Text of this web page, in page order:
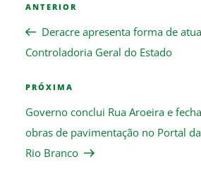
de
Post
Previous
Post
ANTERIOR
Deracre apresenta forma de
Controladoria Geral do Estado
Next
Post
PRÓXIMA
Governo conclui Rua Aroeira e
obras de pavimentação no Portal
Rio Branco